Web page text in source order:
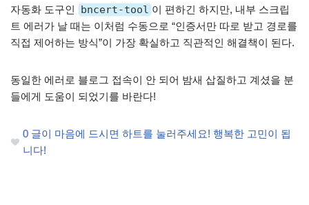
자동화 도구인 bncert-tool 이 편하긴 하지만, 내부 스크립
트 에러가 날 때는 이처럼 수동으로 “인증서만 따로 받고 경로를
직접 제어하는 방식”이 가장 확실하고 직관적인 해결책이 된다.
동일한 에러로 블로그 접속이 안 되어 밤새 삽질하고 계셨을 분
들에게 도움이 되었기를 바란다!
0 글이 마음에 드시면 하트를 눌러주세요! 행복한 고민이 됩
니다!